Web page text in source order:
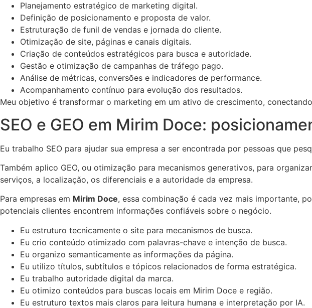
Planejamento estratégico de marketing digital.
Definição de posicionamento e proposta de valor.
Estruturação de funil de vendas e jornada do cliente.
Otimização de site, páginas e canais digitais.
Criação de conteúdos estratégicos para busca e autoridade.
Gestão e otimização de campanhas de tráfego pago.
Análise de métricas, conversões e indicadores de performance.
Acompanhamento contínuo para evolução dos resultados.
Meu objetivo é transformar o marketing em um ativo de crescimento,
SEO e GEO em Mirim Doce:
Eu trabalho SEO para ajudar sua empresa a ser encontrada por pessoas que
Também aplico GEO, ou otimização para mecanismos generativos, para
serviços, a localização, os diferenciais e a autoridade da empresa.
Para empresas em Mirim Doce, essa combinação é cada vez mais importante,
potenciais clientes encontrem informações confiáveis sobre o negócio.
Eu estruturo tecnicamente o site para mecanismos de busca.
Eu crio conteúdo otimizado com palavras-chave e intenção de busca.
Eu organizo semanticamente as informações da página.
Eu utilizo títulos, subtítulos e tópicos relacionados de forma estratégica.
Eu trabalho autoridade digital da marca.
Eu otimizo conteúdos para buscas locais em Mirim Doce e região.
Eu estruturo textos mais claros para leitura humana e interpretação por IA.